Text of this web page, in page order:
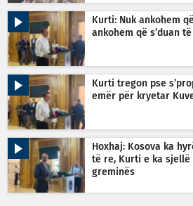
Kurti: Nuk ankohem
ankohem që s’duan
Kurti tregon pse
emër për kryetar
Hoxhaj: Kosova ka
të re, Kurti e ka sjellë
greminës